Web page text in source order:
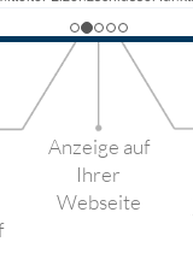
Anzeige auf
Ihrer
Webseite